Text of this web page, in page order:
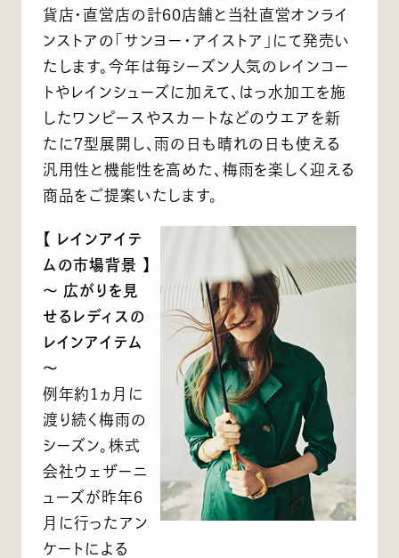
貨店・直営店の計60店舗と当社直営オンライ
ンストアの「サンヨー・アイストア」にて発売い
たします。今年は毎シーズン人気のレインコー
トやレインシューズに加えて、はっ水加工を施
したワンピースやスカートなどのウエアを新
たに7型展開し、雨の日も晴れの日も使える
汎用性と機能性を高めた、梅雨を楽しく迎える
商品をご提案いたします。
【 レインアイテ
ムの市場背景 】
～ 広がりを見
せるレディスの
レインアイテム
～
例年約1ヵ月に
渡り続く梅雨の
シーズン。株式
会社ウェザーニ
ューズが昨年6
月に行ったアン
ケートによる